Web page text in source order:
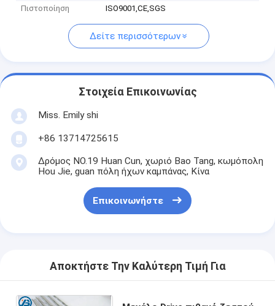
Πιστοποίηση
ISO9001,CE,SGS
Δείτε περισσότερων
Στοιχεία Επικοινωνίας
Miss. Emily shi
+86 13714725615
Δρόμος NO.19 Huan Cun, χωριό Bao Tang, κωμόπολη
Hou Jie, guan πόλη ήχων καμπάνας, Κίνα
Επικοινωνήστε
Αποκτήστε Την Καλύτερη Τιμή Για